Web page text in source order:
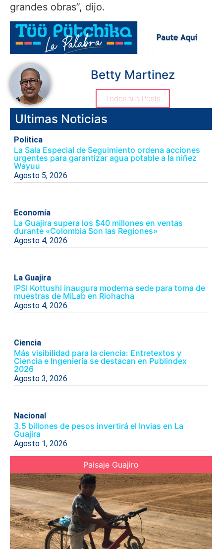
grandes obras”, dijo.
Betty Martinez
Todos sus Posts
Ultimas Noticias
Politica
La Sala Especial de Seguimiento ordena acciones
urgentes para garantizar agua potable a la niñez
Wayuu
Agosto 5, 2026
Economía
La Guajira supera los $40 millones en ventas
durante «Colombia Son las Regiones»
Agosto 4, 2026
La Guajira
IPSI Kottushi inaugura moderna sede para toma de
muestras de MiLab en Riohacha
Agosto 4, 2026
Ciencia
Más visibilidad para la ciencia: Entretextos y
Ciencia e Ingeniería se destacan en Publindex
2026
Agosto 3, 2026
Nacional
3.5 billones de pesos invertirá el Invias en La
Guajira
Agosto 1, 2026
Paisaje Guajiro